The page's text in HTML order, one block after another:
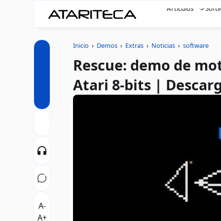
Artículos
Inicio › Demos › Extras › Noticias › software
Rescue: demo de
Atari 8-bits |